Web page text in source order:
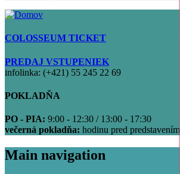
COLOSSEUM TICKET
PREDAJ VSTUPENIEK
infolinka: (+421) 55 245 22 69
POKLADŇA
PO - PIA: 9:00 - 12:30 / 13:00 - 17:30
večerná pokladňa: hodinu pred predstavením
Main navigation